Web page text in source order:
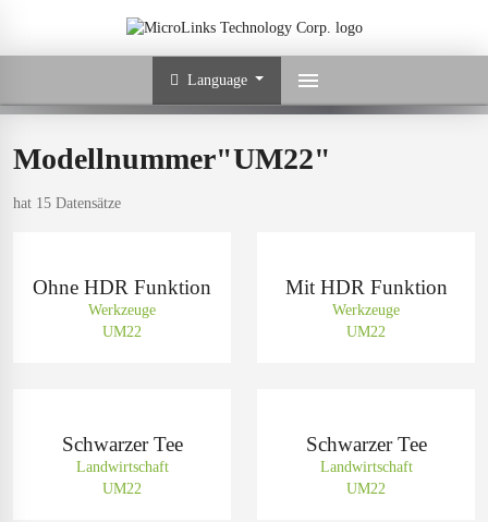
Language
Modellnummer"UM22"
hat 15 Datensätze
Ohne HDR Funktion
Werkzeuge
UM22
Mit HDR Funktion
Werkzeuge
UM22
Schwarzer Tee
Landwirtschaft
UM22
Schwarzer Tee
Landwirtschaft
UM22